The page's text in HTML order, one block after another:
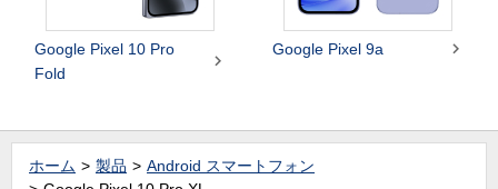
Google Pixel 10 Pro
Fold

Google Pixel 9a 
ホーム 製品
Android スマートフォン